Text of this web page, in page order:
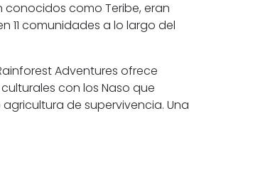
conocidos como Teribe, eran
11 comunidades a lo largo del
Adventures ofrece
con los Naso que
de supervivencia. Una